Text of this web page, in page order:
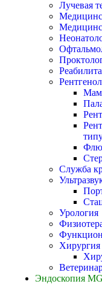
Лучевая
Служба
Урология
Хирургия
Эндоскопия